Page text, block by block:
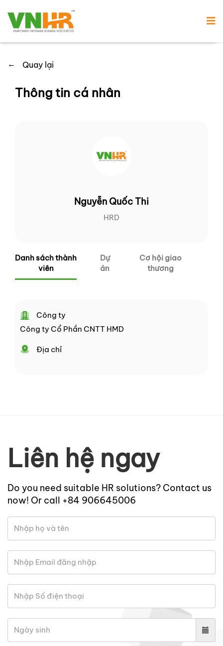
← Quay lại
Thông tin cá nhân
Nguyễn Quốc Thi
HRD
Danh sách thành
viên
Dự
án
Cơ hội giao
thương
Công ty
Công ty Cổ Phần CNTT HMD
Địa chỉ
Liên hệ ngay
Do you need suitable HR solutions? Contact us
now! Or call +84 906645006